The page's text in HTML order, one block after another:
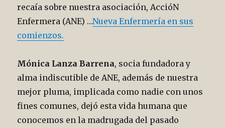
recaía sobre nuestra asociación, AccióN
Enfermera (ANE) …Nueva Enfermería en sus
comienzos.
Mónica Lanza Barrena, socia fundadora y
alma indiscutible de ANE, además de nuestra
mejor pluma, implicada como nadie con unos
fines comunes, dejó esta vida humana que
conocemos en la madrugada del pasado